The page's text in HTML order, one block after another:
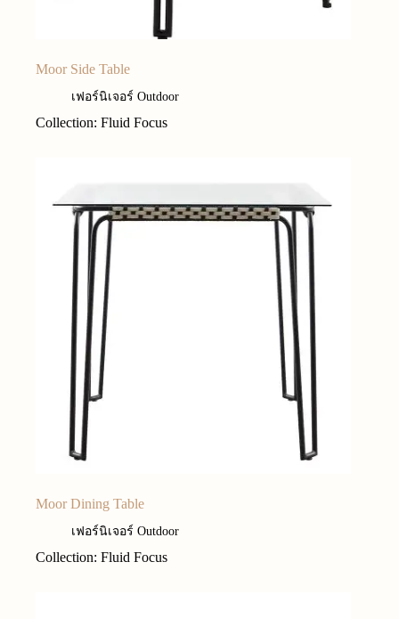
Moor Side Table
เฟอร์นิเจอร์ Outdoor
Collection: Fluid Focus
Moor Dining Table
เฟอร์นิเจอร์ Outdoor
Collection: Fluid Focus